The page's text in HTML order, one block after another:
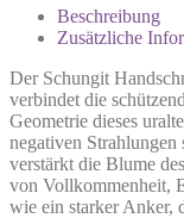
Beschreibung
Zusätzliche
Der Schungit
verbindet die
Geometrie dieses
negativen
verstärkt die Blume
von Vollkommenheit,
wie ein starker Anker,